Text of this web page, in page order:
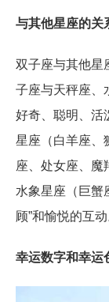
与其他星座的关
双子座与其他星
子座与天秤座、
好奇、聪明、活
星座（白羊座、
座、处女座、魔
水象星座（巨蟹
顾”和愉悦的互动
幸运数字和幸运